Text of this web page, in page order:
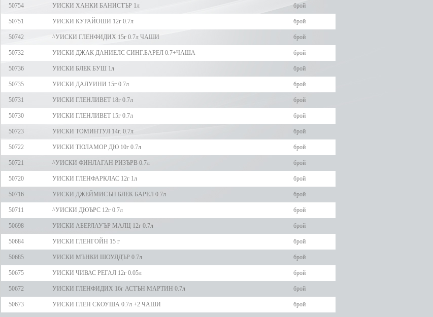
50754 УИСКИ ХАНКИ БАНИСТЪР 1л брой
50751 УИСКИ КУРАЙОШИ 12г 0.7л брой
50742 ^УИСКИ ГЛЕНФИДИХ 15г 0.7л ЧАШИ брой
50732 УИСКИ ДЖАК ДАНИЕЛС СИНГ.БАРЕЛ 0.7+ЧАША брой
50736 УИСКИ БЛЕК БУШ 1л брой
50735 УИСКИ ДАЛУИНИ 15г 0.7л брой
50731 УИСКИ ГЛЕНЛИВЕТ 18г 0.7л брой
50730 УИСКИ ГЛЕНЛИВЕТ 15г 0.7л брой
50723 УИСКИ ТОМИНТУЛ 14г. 0.7л брой
50722 УИСКИ ТЮЛАМОР ДЮ 10г 0.7л брой
50721 ^УИСКИ ФИНЛАГАН РИЗЪРВ 0.7л брой
50720 УИСКИ ГЛЕНФАРКЛАС 12г 1л брой
50716 УИСКИ ДЖЕЙМИСЪН БЛЕК БАРЕЛ 0.7л брой
50711 ^УИСКИ ДЮЪРС 12г 0.7л брой
50698 УИСКИ АБЕРЛАУЪР МАЛЦ 12г 0.7л брой
50684 УИСКИ ГЛЕНГОЙН 15 г брой
50685 УИСКИ МЪНКИ ШОУЛДЪР 0.7л брой
50675 УИСКИ ЧИВАС РЕГАЛ 12г 0.05л брой
50672 УИСКИ ГЛЕНФИДИХ 16г АСТЪН МАРТИН 0.7л брой
50673 УИСКИ ГЛЕН СКОУША 0.7л +2 ЧАШИ брой